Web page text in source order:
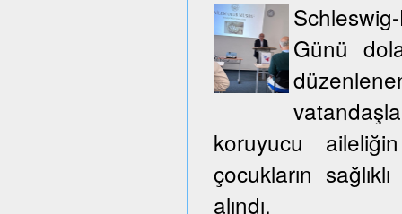
Günü
koruyucu
çocukların
alındı.